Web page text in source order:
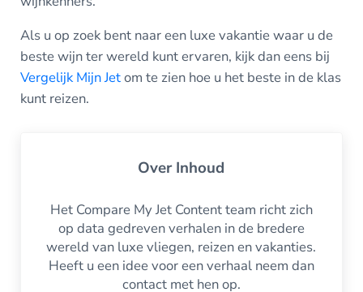
Als u op zoek bent naar een luxe vakantie waar u de
beste wijn ter wereld kunt ervaren, kijk dan eens bij
Vergelijk Mijn Jetom te zien hoe u het beste in de klas
kunt reizen.
OverInhoud
Het Compare My Jet Content team richt zich
op data gedreven verhalen in de bredere
wereld van luxe vliegen, reizen en vakanties.
Heeft u een idee voor een verhaal neem dan
contact met hen op.